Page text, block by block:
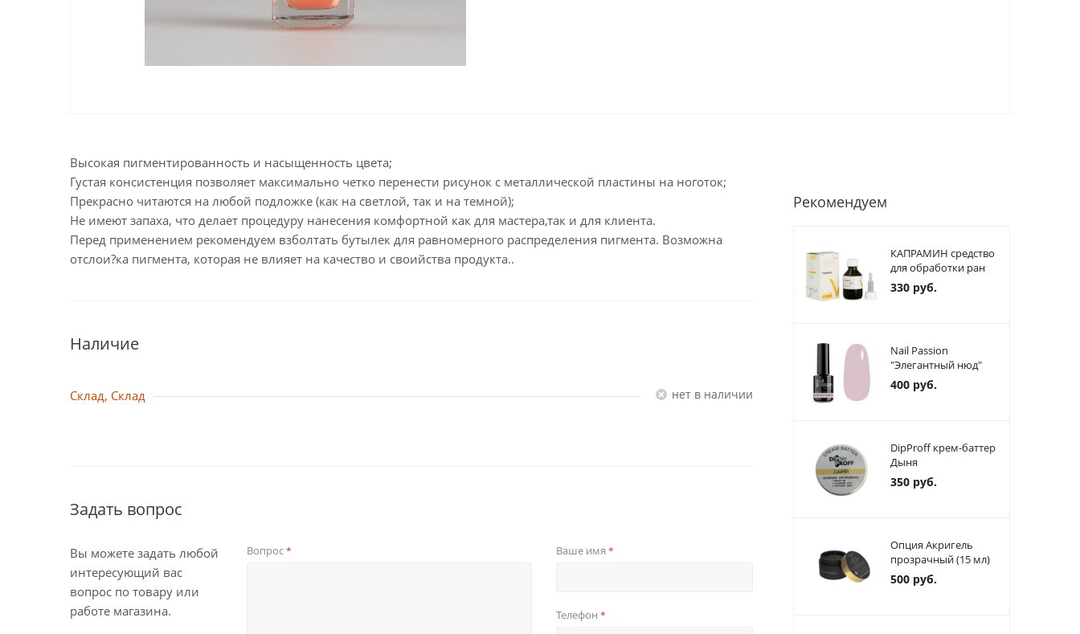
Высокая пигментированность и насыщенность цвета;
Густая консистенция позволяет максимально четко перенести рисунок с металлической пластины на ноготок;
Прекрасно читаются на любой подложке (как на светлой, так и на темной);
Не имеют запаха, что делает процедуру нанесения комфортной как для мастера,так и для клиента.
Перед применением рекомендуем взболтать бутылек для равномерного распределения пигмента. Возможна
отслои?ка пигмента, которая не влияет на качество и своийства продукта..
Наличие
Склад, Склад Нет в наличии
Задать вопрос
Вы можете задать любой
интересующий вас
вопрос по товару или
работе магазина.
Вопрос* Ваше имя *
Телефон *
Рекомендуем
КАПРАМИН средство
для обработки ран
330 руб.
Nail Passion
"Элегантный нюд"
400 руб.
DipProff крем-баттер
Дыня
350 руб.
Опция Акригель
прозрачный (15 мл)
500 руб.